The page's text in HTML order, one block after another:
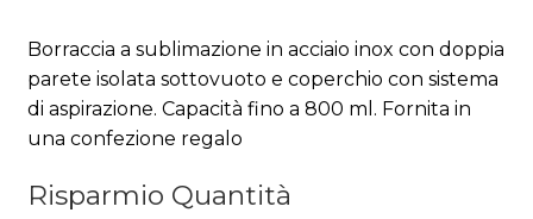
Borraccia a sublimazione in acciaio inox con doppia
parete isolata sottovuoto e coperchio con sistema
di aspirazione. Capacità fino a 800 ml. Fornita in
una confezione regalo
Risparmio Quantità